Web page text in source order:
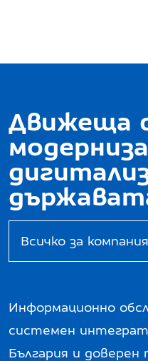
Движеща
Всичко за
Информационно
системен
България и доверен